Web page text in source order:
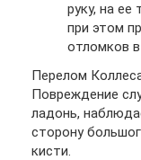
руку, на
при этом
отломков
Перелом
Повреждение
ладонь,
сторону
кисти.